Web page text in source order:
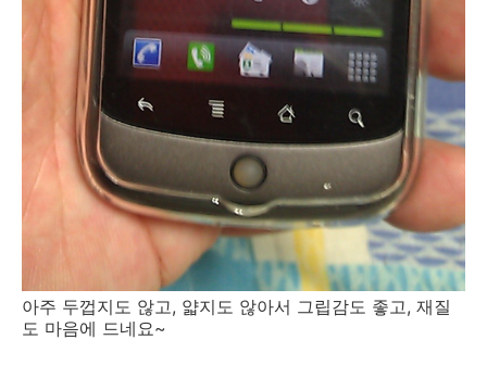
아주 두껍지도 않고, 얇지도 않아서 그립감도 좋고, 재질
도 마음에 드네요~